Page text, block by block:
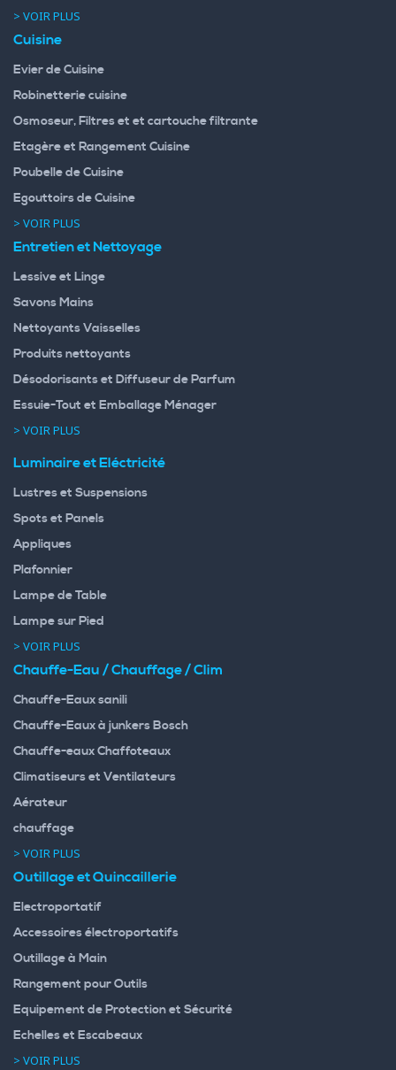
> VOIR PLUS
Cuisine
Evier de Cuisine
Robinetterie cuisine
Osmoseur, Filtres et et cartouche filtrante
Etagère et Rangement Cuisine
Poubelle de Cuisine
Egouttoirs de Cuisine
> VOIR PLUS
Entretien et Nettoyage
Lessive et Linge
Savons Mains
Nettoyants Vaisselles
Produits nettoyants
Désodorisants et Diffuseur de Parfum
Essuie-Tout et Emballage Ménager
> VOIR PLUS
Luminaire et Eléctricité
Lustres et Suspensions
Spots et Panels
Appliques
Plafonnier
Lampe de Table
Lampe sur Pied
> VOIR PLUS
Chauffe-Eau / Chauffage / Clim
Chauffe-Eaux sanili
Chauffe-Eaux à junkers Bosch
Chauffe-eaux Chaffoteaux
Climatiseurs et Ventilateurs
Aérateur
chauffage
> VOIR PLUS
Outillage et Quincaillerie
Electroportatif
Accessoires électroportatifs
Outillage à Main
Rangement pour Outils
Equipement de Protection et Sécurité
Echelles et Escabeaux
> VOIR PLUS